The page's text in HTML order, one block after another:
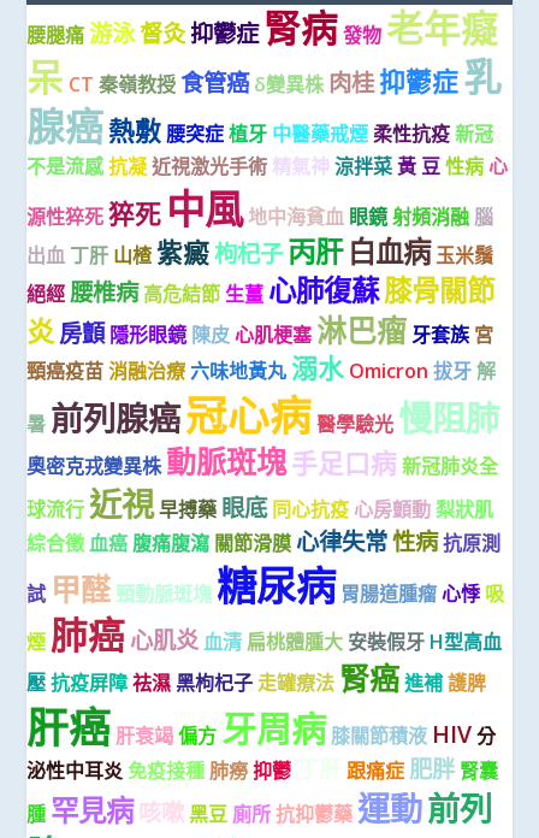
腰腿痛 游泳督灸抑鬱症 腎病 發物 老年癡
呆 CT 秦嶺教授 食管癌 δ變異株 肉桂抑鬱症乳
腺癌熱敷 腰突症 植牙 中醫藥戒煙 柔性抗疫 新冠
不是流感抗凝 近視激光手術 精氣神 涼拌菜 黃 豆 性病 心
源性猝死 猝死 中風 地中海貧血 眼鏡射頻消融 腦
出血 丁肝 山楂 紫癜枸杞子丙肝 白血病 玉米鬚
絕經 腰椎病 高危結節 生薑 心肺復蘇膝骨關節
炎房顫 隱形眼鏡 陳皮 心肌梗塞 淋巴瘤 牙套族 宮
頸癌疫苗 消融治療 六味地黃丸 溺水 Omicron 拔牙 解
暑 前列腺癌冠心病 醫學驗光 慢阻肺
奧密克戎變異株 動脈斑塊手足口病 新冠肺炎全
球流行 近視早搏藥 眼底 同心抗疫 心房顫動 梨狀肌
綜合徵 血癌 腹痛腹瀉 關節滑膜 心律失常性病抗原測
試 甲醛 頸動脈斑塊 糖尿病 胃腸道腫瘤 心悸 吸
煙 肺癌心肌炎血清 扁桃體腫大 安裝假牙 H型高血
壓 抗疫屏障 祛濕 黑枸杞子 走罐療法 腎癌 進補 護脾
肝癌 肝衰竭 偏方 牙周病 膝關節積液 HIV 分
泌性中耳炎 免疫接種 肺癆 抑鬱 跟痛症 肥胖 腎囊
腫 罕見病 咳嗽 黑豆 廁所 抗抑鬱藥 運動前列